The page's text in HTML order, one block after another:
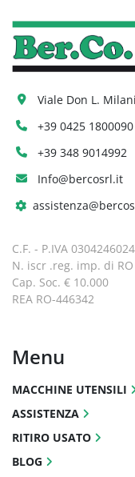
secondi
secondi
opposta
utensili
coppia.
possono
mandrino
un
5,5 kW (7
degli
precisione
forature
Viale Don L.
+39 0425 1800090
+39 348 9014992
Info@bercosrl.it
C.F. - P.IVA
N. iscr .reg. imp. di
Cap. Soc. € 10.000
REA RO-446342
Menu
MACCHINE UTENSILI
ASSISTENZA
RITIRO USATO
BLOG